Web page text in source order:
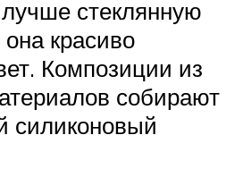
стеклянную
красиво
Композиции из
собирают
силиконовый